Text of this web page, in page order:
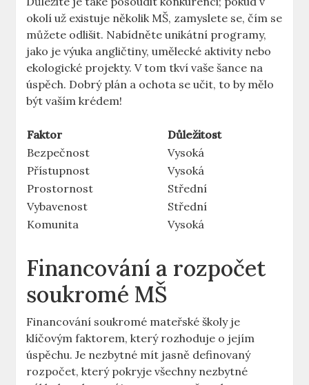
okolí už existuje několik MŠ, zamyslete se, čím se
můžete odlišit. Nabídněte unikátní programy,
jako je výuka angličtiny, umělecké aktivity nebo
ekologické projekty. V tom tkví vaše šance na
úspěch. Dobrý plán a ochota se učit, to by mělo
být vaším krédem!
Faktor
Důležitost
Bezpečnost
Vysoká
Přístupnost
Vysoká
Prostornost
Střední
Vybavenost
Střední
Komunita
Vysoká
Financování a rozpočet
soukromé MŠ
Financování soukromé mateřské školy je
klíčovým faktorem, který rozhoduje o jejím
úspěchu. Je nezbytné mít jasně definovaný
rozpočet, který pokryje všechny nezbytné